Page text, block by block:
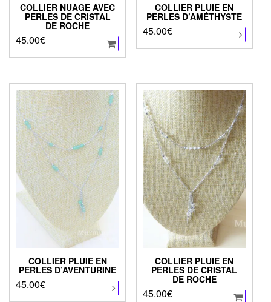
COLLIER NUAGE AVEC
PERLES DE CRISTAL
DE ROCHE
45.00€
COLLIER PLUIE EN
PERLES D’AMÉTHYSTE
45.00€
produit
Les
options
peuvent
être
choisies
sur
la
page
du
produit
COLLIER PLUIE EN
PERLES D’AVENTURINE
45.00€
produit
COLLIER PLUIE EN
PERLES DE CRISTAL
DE ROCHE
45.00€